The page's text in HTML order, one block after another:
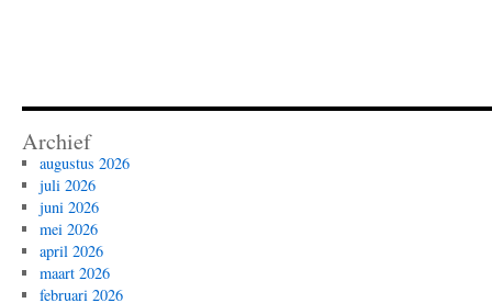
Archief
augustus 2026
juli 2026
juni 2026
mei 2026
april 2026
maart 2026
februari 2026